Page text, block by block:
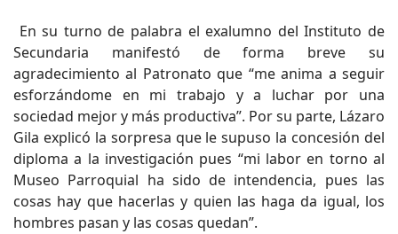
En su turno de palabra el exalumno del Instituto de
Secundaria manifestó de forma breve su
agradecimiento al Patronato que “me anima a seguir
esforzándome en mi trabajo y a luchar por una
sociedad mejor y más productiva”. Por su parte, Lázaro
Gila explicó la sorpresa que le supuso la concesión del
diploma a la investigación pues “mi labor en torno al
Museo Parroquial ha sido de intendencia, pues las
cosas hay que hacerlas y quien las haga da igual, los
hombres pasan y las cosas quedan”.